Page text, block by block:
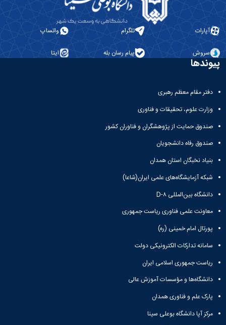
آپارات تلگرام واتساپ
سروش پیام رسان بله ایتا
پیوندها
دفتر مقام معظم رهبری
وزارت علوم، تحقیقات و فناوری
صندوق حمایت از پژوهشگران و فناوران کشور
صندوق رفاه دانشجویان
بنیاد نخبگان استان همدان
شبکه آزمایشگاه‌های علمی ایران(شاعا)
دانشگاه بین‌المللی D-۸
معاونت علمی فناوری ریاست جمهوری
پورتال امام خمینی (ره)
سامانه تدارکات الکترونیکی دولت
ریاست جمهوری اسلامی ایران
دانشگاه‌ها و مؤسسات آموزش عالی
پارک علم و فناوری همدان
مرکز آپا دانشگاه بوعلی سینا